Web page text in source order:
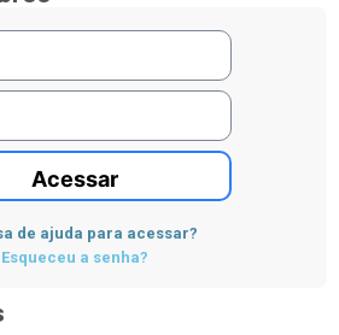
Acessar
de ajuda para acessar?
Esqueceu a senha?